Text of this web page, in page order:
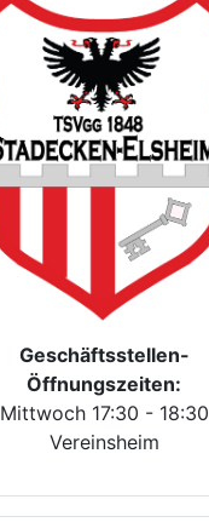
Geschäftsstellen-
Öffnungszeiten:
Mittwoch 17:30 - 18:30
Vereinsheim